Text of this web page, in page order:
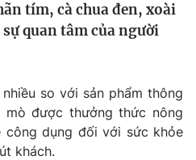
tím, cà chua đen, xoài
quan tâm của người
so với sản phẩm thông
được thưởng thức nông
dụng đối với sức khỏe
khách.